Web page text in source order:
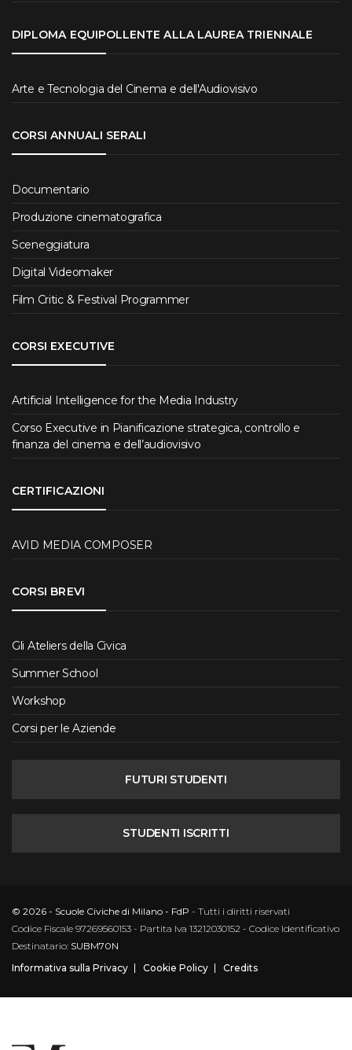
DIPLOMA EQUIPOLLENTE ALLA LAUREA TRIENNALE
Arte e Tecnologia del Cinema e dell'Audiovisivo
CORSI ANNUALI SERALI
Documentario
Produzione cinematografica
Sceneggiatura
Digital Videomaker
Film Critic & Festival Programmer
CORSI EXECUTIVE
Artificial Intelligence for the Media Industry
Corso Executive in Pianificazione strategica, controllo e
finanza del cinema e dell’audiovisivo
CERTIFICAZIONI
AVID MEDIA COMPOSER
CORSI BREVI
Gli Ateliers della Civica
Summer School
Workshop
Corsi per le Aziende
FUTURI STUDENTI
STUDENTI ISCRITTI
© 2026 - Scuole Civiche di Milano - FdP - Tutti i diritti riservati
Codice Fiscale 97269560153 - Partita Iva 13212030152 - Codice Identificativo
Destinatario: SUBM70N
Informativa sulla Privacy
Cookie Policy Credits